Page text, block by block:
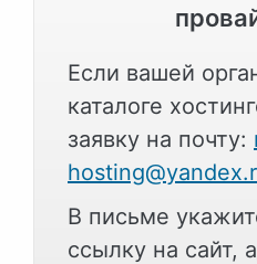
Если вашей
каталоге
заявку на почту:
В письме
ссылку на сайт,